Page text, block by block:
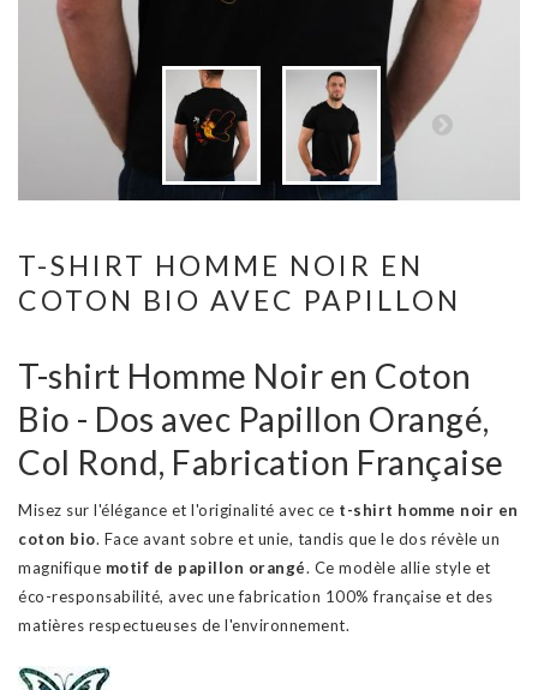
T-SHIRT HOMME NOIR EN
COTON BIO AVEC PAPILLON
T-shirt Homme Noir en Coton
Bio - Dos avec Papillon Orangé,
Col Rond, Fabrication Française
Misez sur l'élégance et l'originalité avec ce t-shirt homme noir en
coton bio. Face avant sobre et unie, tandis que le dos révèle un
magnifique motif de papillon orangé. Ce modèle allie style et
éco-responsabilité, avec une fabrication 100% française et des
matières respectueuses de l'environnement.